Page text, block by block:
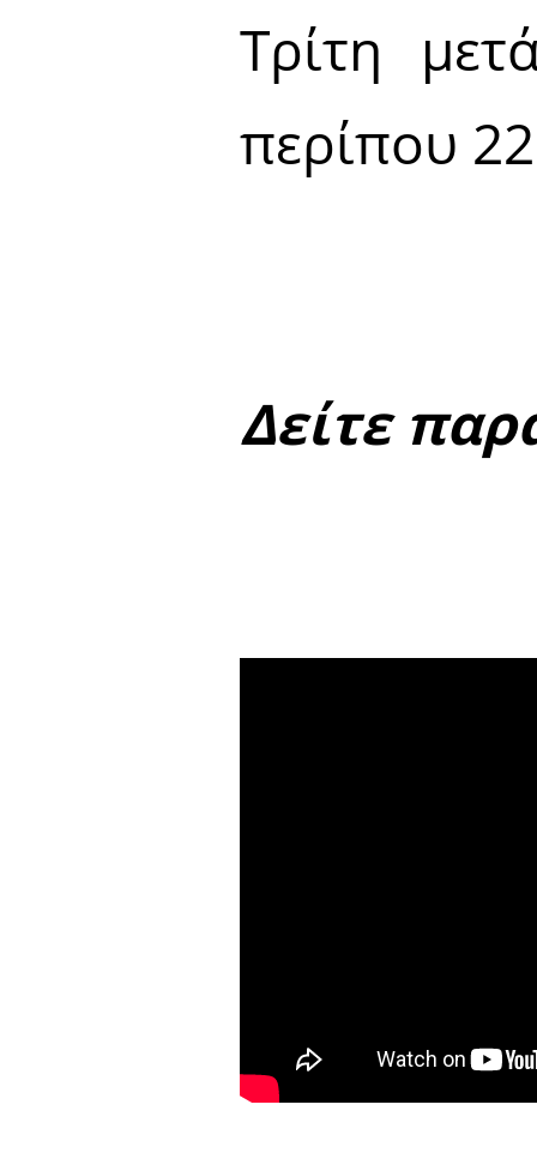
Τρίτη
περίπου
Δείτε